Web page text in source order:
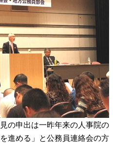
の申出は一昨年来の人事院の
進める」と公務員連絡会の方